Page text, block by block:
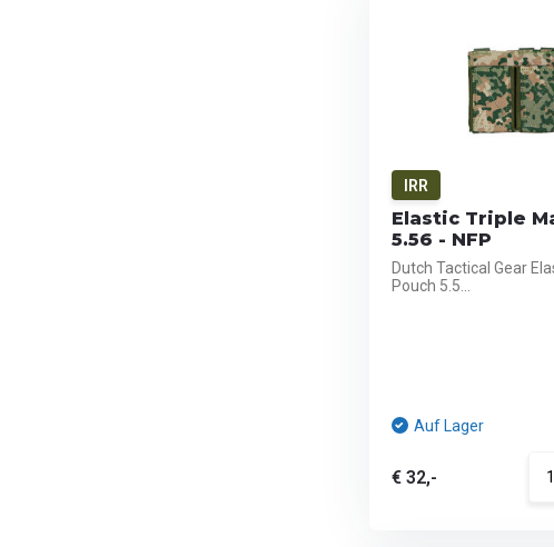
IRR
Elastic Triple
5.56 - NFP
Dutch Tactical Gear
Pouch 5.5...
Auf Lager
€ 32,-